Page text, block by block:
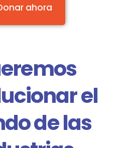
ahora
el
de las